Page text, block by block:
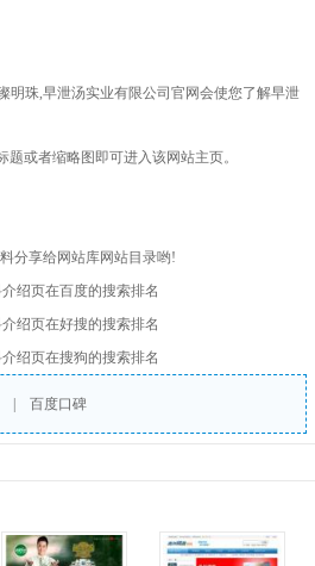
明珠,早泄汤实业有限公司官网会使您了解早泄
或者缩略图即可进入该网站主页。
分享给网站库网站目录哟!
绍页在百度的搜索排名
绍页在好搜的搜索排名
绍页在搜狗的搜索排名
百度口碑